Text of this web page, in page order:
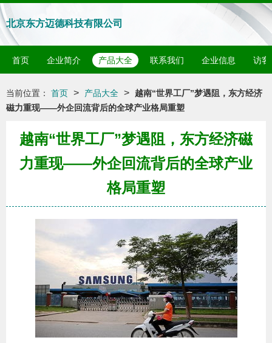
北京东方迈德科技有限公司
首页 企业简介 产品大全 联系我们 企业信息 访客
当前位置： 首页 > 产品大全 >
越南“世界工厂”梦遇阻，东方经济
磁力重现——外企回流背后的全球产业格局重塑
越南“世界工厂”梦遇阻，东方经济磁
力重现——外企回流背后的全球产业
格局重塑